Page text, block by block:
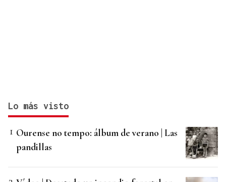
Lo más visto
Ourense no tempo: álbum de verano | Las
pandillas